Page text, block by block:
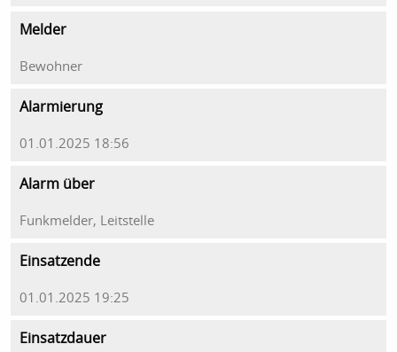
Melder
Bewohner
Alarmierung
01.01.2025 18:56
Alarm über
Funkmelder, Leitstelle
Einsatzende
01.01.2025 19:25
Einsatzdauer